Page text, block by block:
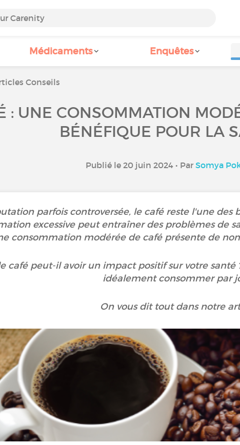
Médicaments Enquêtes
Conseils
: UNE CONSOMMATION
BÉNÉFIQUE POUR LA
Publié le 20 juin 2024 • Par Somya
parfois controversée, le café reste l'une des
excessive peut entraîner des problèmes de
consommation modérée de café présente de
café peut-il avoir un impact positif sur votre santé
idéalement consommer par
On vous dit tout dans notre